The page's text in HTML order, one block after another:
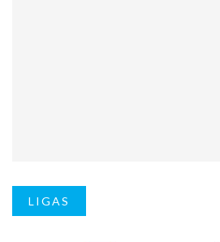
LIGAS